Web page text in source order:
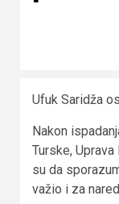
Ufuk Saridža
Nakon
Turske,
su da
važio i za